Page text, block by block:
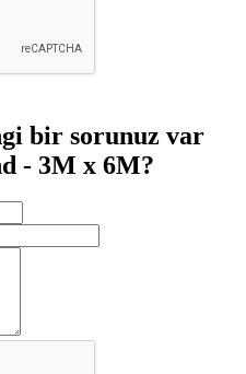
bir sorunuz var
- 3M x 6M?